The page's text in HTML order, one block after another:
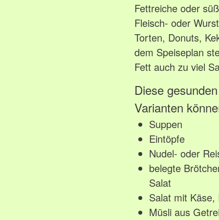
Fettreiche oder
Fleisch- oder
Torten, Donuts,
dem Speiseplan
Fett auch zu viel
Diese
Varianten
Suppen
Eintöpfe
Nudel- oder
belegte
Salat
Salat mit
Müsli aus